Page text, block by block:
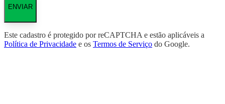
ENVIAR
Este cadastro é protegido por reCAPTCHA e estão aplicáveis a
Política de Privacidade e os Termos de Serviço do Google.